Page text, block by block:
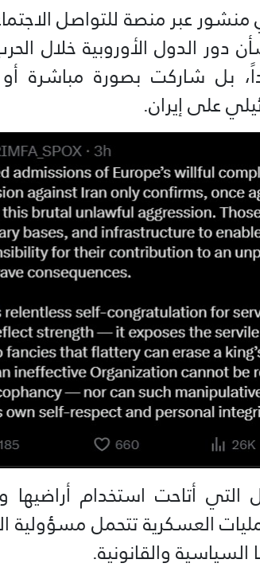
عبر منصة للتواصل
دور الدول الأوروبية خلال
بل شاركت بصورة مباشرة
على إيران.
أتاحت استخدام أراضيها
العسكرية تتحمل مسؤولية
السياسية والقانونية.